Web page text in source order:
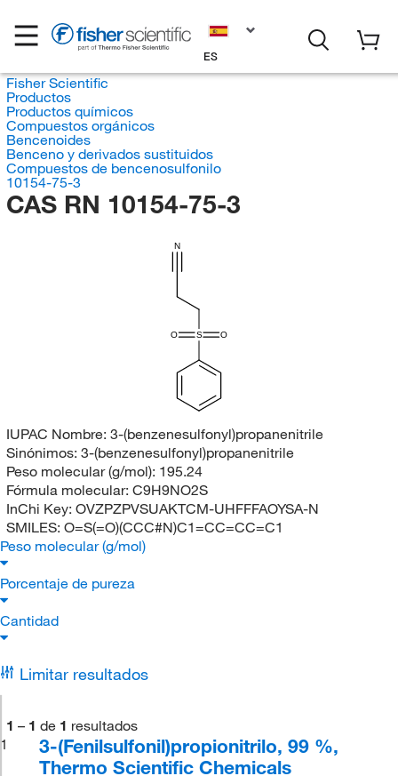
ES
Fisher Scientific
Productos
Productos químicos
Compuestos orgánicos
Bencenoides
Benceno y derivados sustituidos
Compuestos de bencenosulfonilo
10154-75-3
CAS RN 10154-75-3
O S O
N
IUPAC Nombre: 3-(benzenesulfonyl)propanenitrile
Sinónimos: 3-(benzenesulfonyl)propanenitrile
Peso molecular (g/mol): 195.24
Fórmula molecular: C9H9NO2S
InChi Key: OVZPZPVSUAKTCM-UHFFFAOYSA-N
SMILES: O=S(=O)(CCC#N)C1=CC=CC=C1
Peso molecular (g/mol)
Porcentaje de pureza
Cantidad
Limitar resultados
1 – 1 de 1 resultados
1
3-(Fenilsulfonil)propionitrilo, 99 %,
Thermo Scientific Chemicals